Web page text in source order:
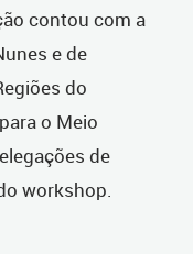
contou com a
e de
do
o Meio
de
workshop.